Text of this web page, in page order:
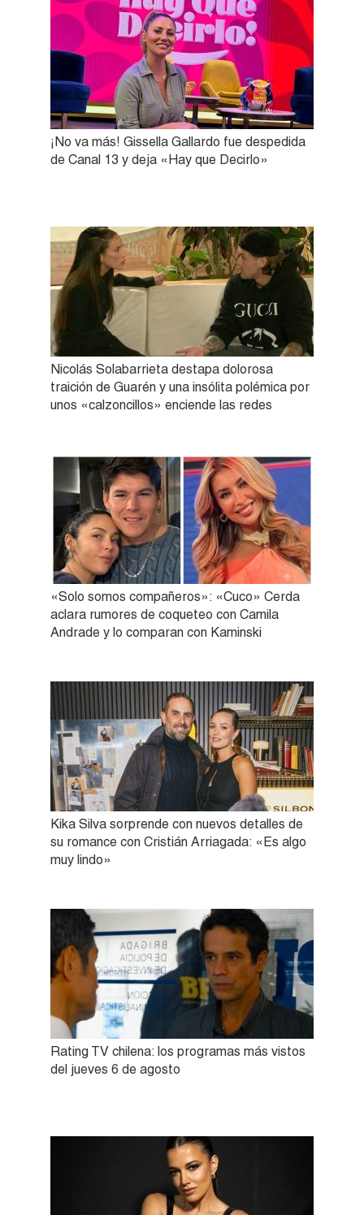
¡No va más! Gissella Gallardo fue despedida
de Canal 13 y deja «Hay que Decirlo»
Nicolás Solabarrieta destapa dolorosa
traición de Guarén y una insólita polémica por
unos «calzoncillos» enciende las redes
«Solo somos compañeros»: «Cuco» Cerda
aclara rumores de coqueteo con Camila
Andrade y lo comparan con Kaminski
Kika Silva sorprende con nuevos detalles de
su romance con Cristián Arriagada: «Es algo
muy lindo»
Rating TV chilena: los programas más vistos
del jueves 6 de agosto